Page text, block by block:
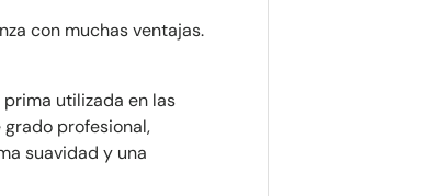
con muchas ventajas.
utilizada en las
profesional,
suavidad y una